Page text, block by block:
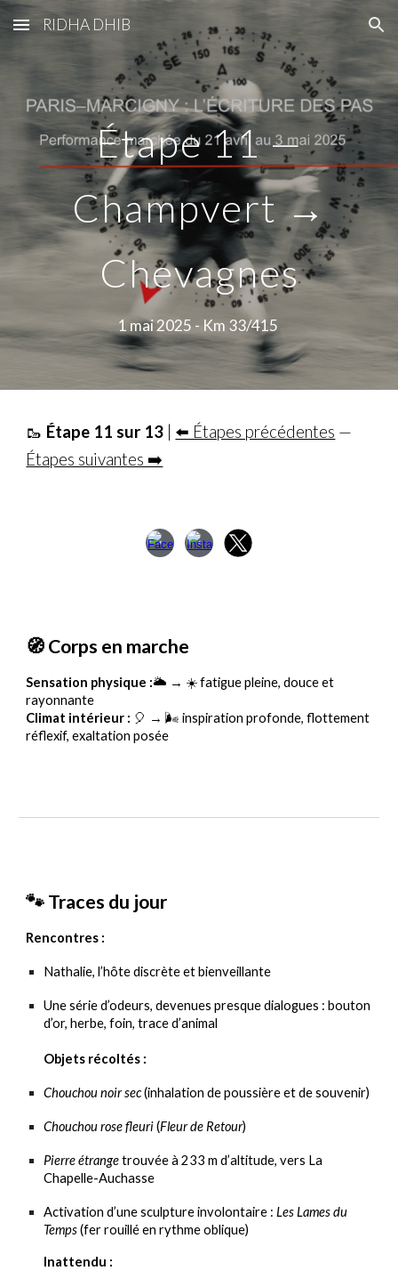
Skip to main content Skip to navigation
RIDHA DHIB
Étape 11 —
Champvert →
Chevagnes
1 mai2025 - Km 33/415
🥾 Étape 11 sur 13 ⬅️ Étapes précédentes —
Étapes suivantes ➡️
🧭 Corps en marche
Sensation physique :🌥️ → ☀️ fatigue pleine, douce et
rayonnante
Climat intérieur : 🎈 → 🌬️ inspiration profonde, flottement
réflexif, exaltation posée
🐾 Traces du jour
Rencontres :
Nathalie, l’hôte discrète et bienveillante
Une série d’odeurs, devenues presque dialogues : bouton
d’or, herbe, foin, trace d’animal
Objets récoltés :
Chouchou noir sec(inhalation de poussière et de souvenir)
Chouchou rose fleuri(Fleur de Retour)
Pierre étrangetrouvée à 233 m d’altitude, vers La
Chapelle-Auchasse
Activation d’une sculpture involontaire :Les Lames du
Temps(fer rouillé en rythme oblique)
Inattendu :